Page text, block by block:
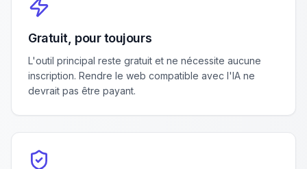
Gratuit, pour toujours
L'outil principal reste gratuit et ne nécessite aucune
inscription. Rendre le web compatible avec l'IA ne
devrait pas être payant.